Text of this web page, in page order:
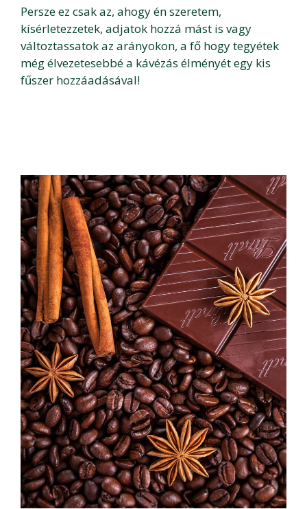
Persze ez csak az, ahogy én szeretem,
kísérletezzetek, adjatok hozzá mást is vagy
változtassatok az arányokon, a fő hogy tegyétek
még élvezetesebbé a kávézás élményét egy kis
fűszer hozzáadásával!